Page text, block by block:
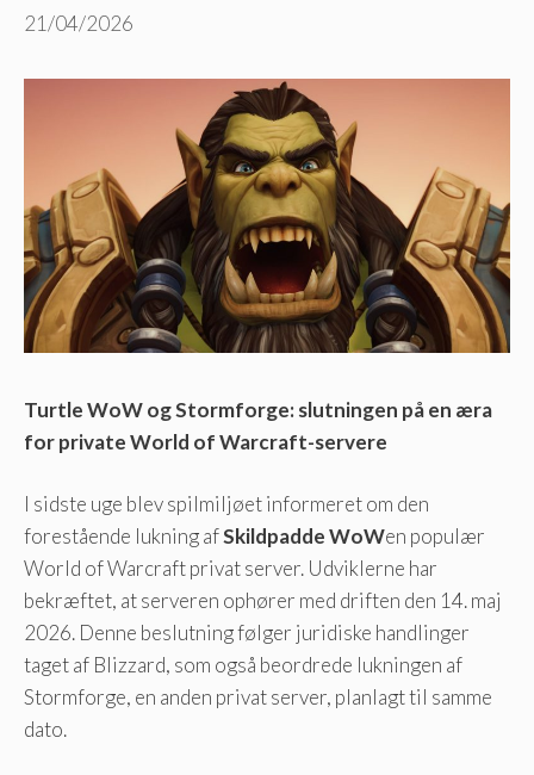
21/04/2026
Turtle WoW og Stormforge: slutningen på en æra
for private World of Warcraft-servere
I sidste uge blev spilmiljøet informeret om den
forestående lukning afSkildpadde WoWen populær
World of Warcraft privat server. Udviklerne har
bekræftet, at serveren ophører med driften den 14. maj
2026. Denne beslutning følger juridiske handlinger
taget af Blizzard, som også beordrede lukningen af ​​
Stormforge, en anden privat server, planlagt til samme
dato.